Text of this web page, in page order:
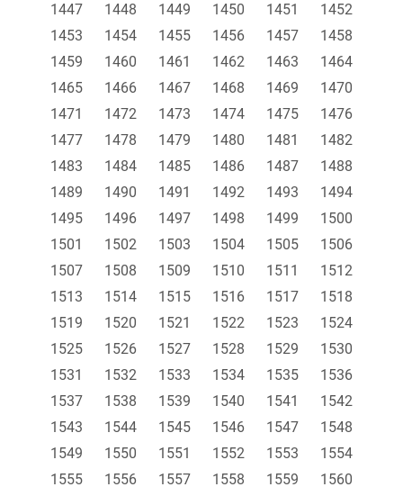
1447
1448 1449 1450 1451
1452
1453
1454 1455 1456 1457
1458
1459
1460 1461 1462 1463
1464
1465
1466 1467 1468 1469
1470
1471
1472 1473 1474 1475
1476
1477
1478 1479 1480 1481
1482
1483
1484 1485 1486 1487
1488
1489
1490 1491 1492 1493
1494
1495
1496 1497 1498 1499
1500
1501
1502 1503 1504 1505
1506
1507
1508 1509 1510 1511
1512
1513
1514 1515 1516 1517
1518
1519
1520 1521 1522 1523
1524
1525
1526 1527 1528 1529
1530
1531
1532 1533 1534 1535
1536
1537
1538 1539 1540 1541
1542
1543
1544 1545 1546 1547
1548
1549
1550 1551 1552 1553
1554
1555
1556 1557 1558 1559
1560